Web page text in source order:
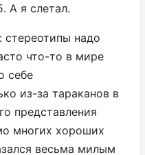
А я слетал.
стереотипы надо
что-то в мире
себе
из-за тараканов в
представления
многих хороших
весьма милым